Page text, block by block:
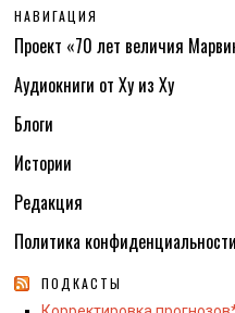
НАВИГАЦИЯ
Проект «70 лет величия
Аудиокниги от Ху из Ху
Блоги
Истории
Редакция
Политика конфиденциальности
ПОДКАСТЫ